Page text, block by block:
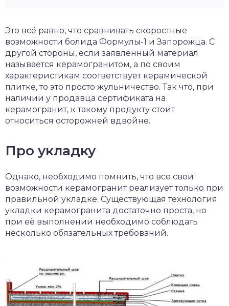
Это всё равно, что сравнивать скоростные
возможности болида Формулы-1 и Запорожца. С
другой стороны, если заявленный материал
называется керамогранитом, а по своим
характеристикам соответствует керамической
плитке, то это просто жульничество. Так что, при
наличии у продавца сертификата на
керамогранит, к такому продукту стоит
относиться осторожней вдвойне.
Про укладку
Однако, необходимо помнить, что все свои
возможности керамогранит реализует только при
правильной укладке. Существующая технология
укладки керамогранита достаточно проста, но
при её выполнении необходимо соблюдать
несколько обязательных требований.